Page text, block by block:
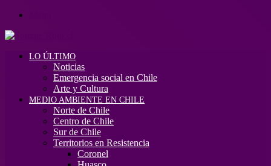
LO ÚLTIMO
Noticias
Emergencia social en Chile
Arte y Cultura
MEDIO AMBIENTE EN CHILE
Norte de Chile
Centro de Chile
Sur de Chile
Territorios en Resistencia
Coronel